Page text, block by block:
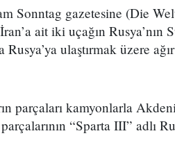
Sonntag gazetesine (Die
ait iki uçağın Rusya’nın
ulaştırmak üzere
parçaları kamyonlarla
“Sparta III” adlı